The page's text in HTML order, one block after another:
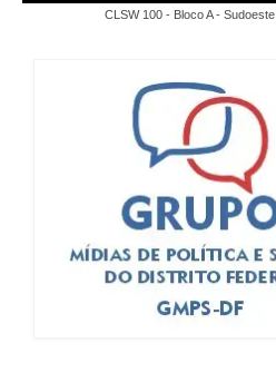
CLSW 100 - Bloco A - Sudoeste